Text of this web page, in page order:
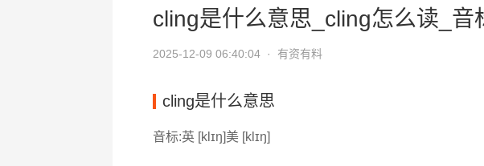
cling是什么意思_cling怎么读_音
2025-12-09 06:40:04 · 有资有料
cling是什么意思
音标:英 [klɪŋ]美 [klɪŋ]